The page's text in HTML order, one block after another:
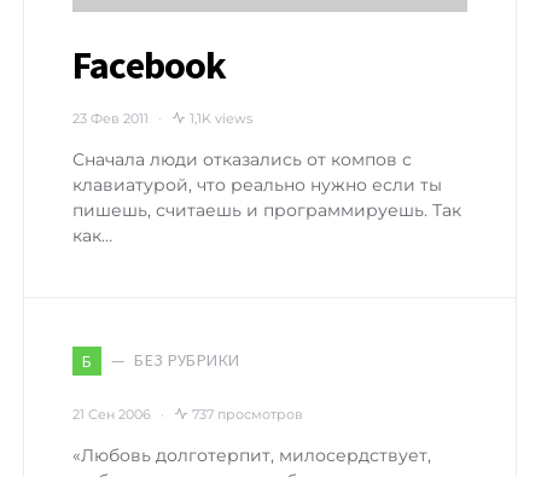
Facebook
23 Фев 2011 1,1K views
Сначала люди отказались от компов с
клавиатурой, что реально нужно если ты
пишешь, считаешь и программируешь. Так
как…
Б БЕЗ РУБРИКИ
21 Сен 2006 737 просмотров
«Любовь долготерпит, милосердствует,